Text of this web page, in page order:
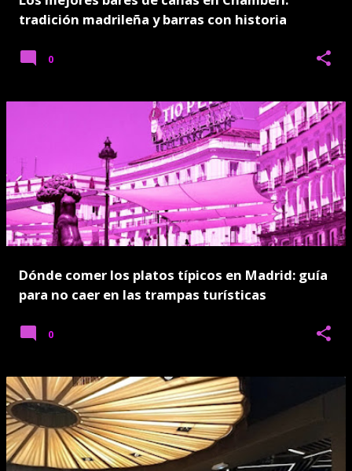
tradición madrileña y barras con historia
0
Dónde comer los platos típicos en Madrid: guía
para no caer en las trampas turísticas
0